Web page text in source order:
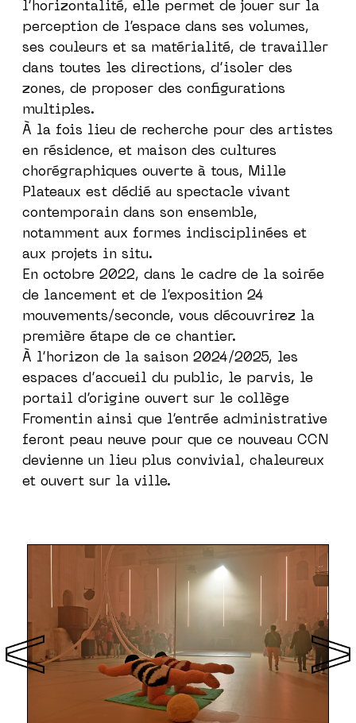
l’horizontalité, elle permet de jouer sur la
perception de l’espace dans ses volumes,
ses couleurs et sa matérialité, de travailler
dans toutes les directions, d’isoler des
zones, de proposer des configurations
multiples.
À la fois lieu de recherche pour des artistes
en résidence, et maison des cultures
chorégraphiques ouverte à tous, Mille
Plateaux est dédié au spectacle vivant
contemporain dans son ensemble,
notamment aux formes indisciplinées et
aux projets in situ.
En octobre 2022, dans le cadre de la soirée
de lancement et de l’exposition 24
mouvements/seconde, vous découvrirez la
première étape de ce chantier.
À l’horizon de la saison 2024/2025, les
espaces d’accueil du public, le parvis, le
portail d’origine ouvert sur le collège
Fromentin ainsi que l’entrée administrative
feront peau neuve pour que ce nouveau CCN
devienne un lieu plus convivial, chaleureux
et ouvert sur la ville.